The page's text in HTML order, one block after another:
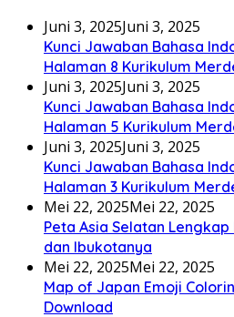
Juni 3, 2025Juni 3, 2025
Kunci Jawaban Bahasa
Halaman 8 Kurikulum
Juni 3, 2025Juni 3, 2025
Kunci Jawaban Bahasa
Halaman 5 Kurikulum
Juni 3, 2025Juni 3, 2025
Kunci Jawaban Bahasa
Halaman 3 Kurikulum
Mei 22, 2025Mei 22, 2025
Peta Asia Selatan
dan Ibukotanya
Mei 22, 2025Mei 22, 2025
Map of Japan Emoji
Download